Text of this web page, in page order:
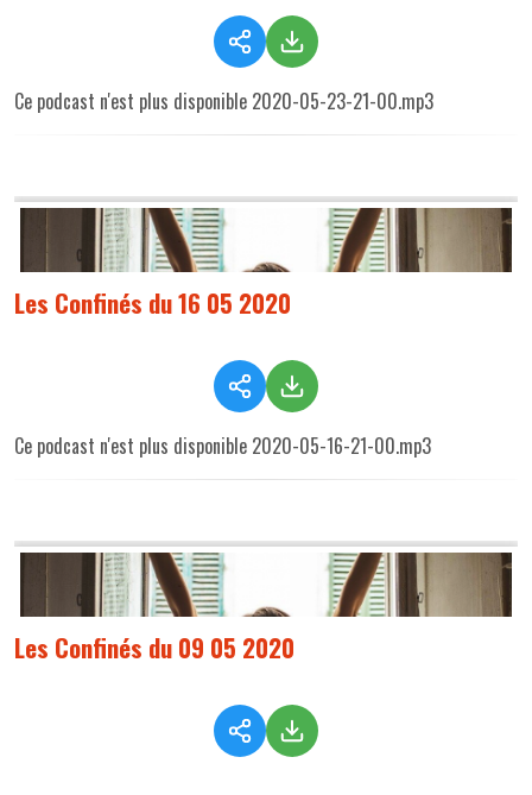
Ce podcast n'est plus disponible 2020-05-23-21-00.mp3
Les Confinés du 16 05 2020
Ce podcast n'est plus disponible 2020-05-16-21-00.mp3
Les Confinés du 09 05 2020